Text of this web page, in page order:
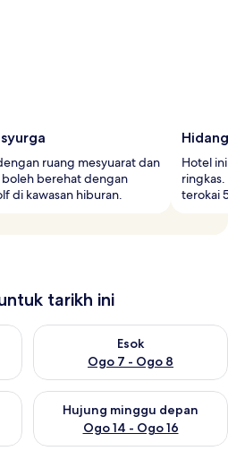
ruang mesyuarat dan
boleh berehat dengan
di kawasan hiburan.
Hotel
terokai
tarikh ini
ini Ogo 6 - Ogo 7
Esok
Ogo 7 - Ogo 8
Semak ketersediaan untuk
minggu ini Ogo 7 - Ogo 9
Hujung minggu depan
Ogo 14 - Ogo 16
Semak ketersediaan untuk